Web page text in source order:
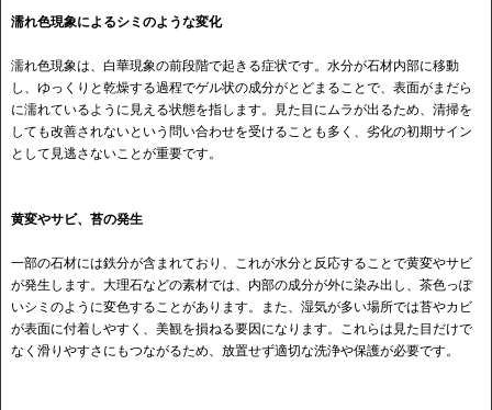
濡れ色現象によるシミのような変化
濡れ色現象は、白華現象の前段階で起きる症状です。水分が石材内部に移動
し、ゆっくりと乾燥する過程でゲル状の成分がとどまることで、表面がまだら
に濡れているように見える状態を指します。見た目にムラが出るため、清掃を
しても改善されないという問い合わせを受けることも多く、劣化の初期サイン
として見逃さないことが重要です。
黄変やサビ、苔の発生
一部の石材には鉄分が含まれており、これが水分と反応することで黄変やサビ
が発生します。大理石などの素材では、内部の成分が外に染み出し、茶色っぽ
いシミのように変色することがあります。また、湿気が多い場所では苔やカビ
が表面に付着しやすく、美観を損ねる要因になります。これらは見た目だけで
なく滑りやすさにもつながるため、放置せず適切な洗浄や保護が必要です。